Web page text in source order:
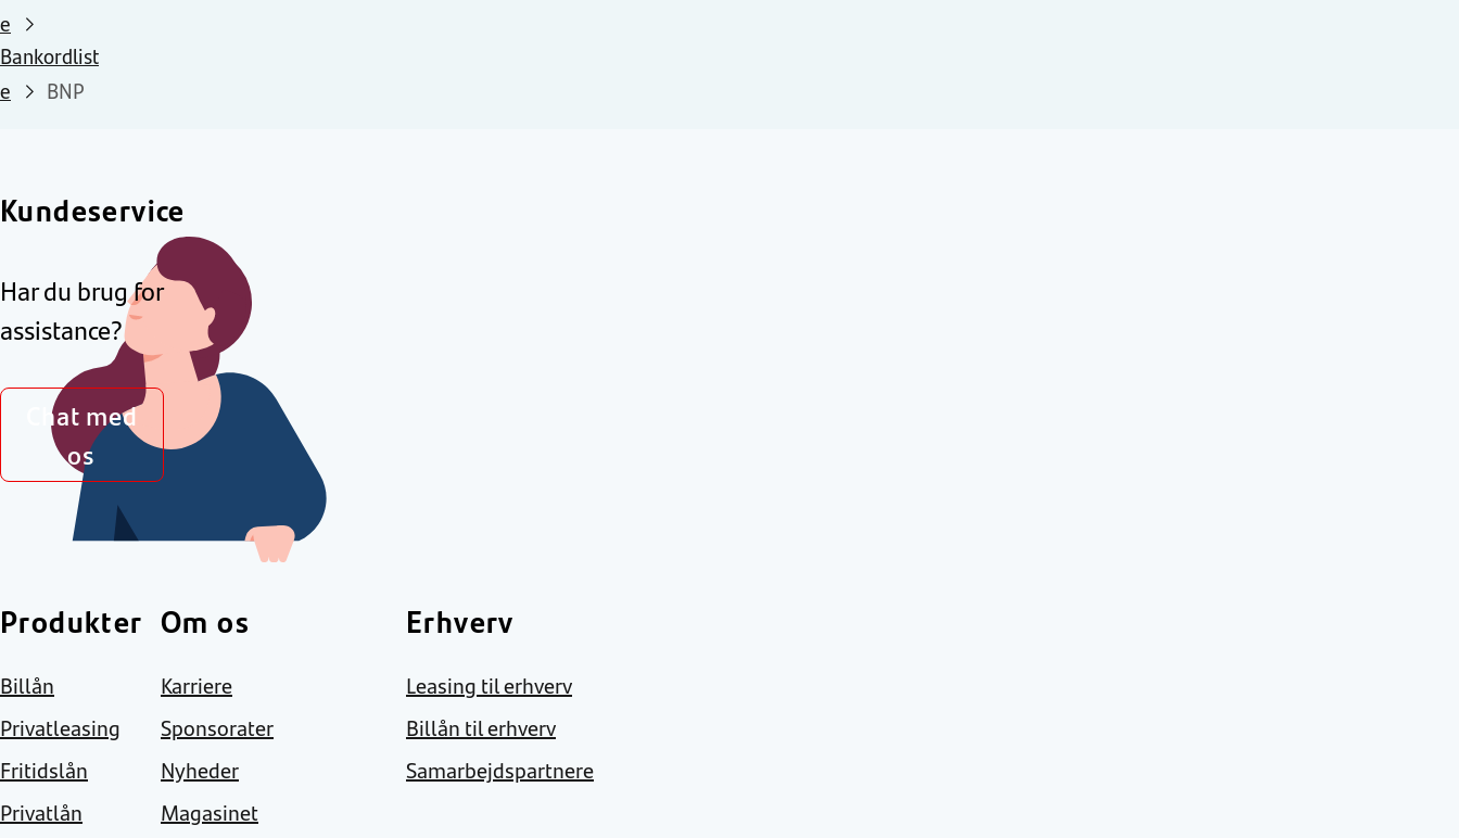
e
Bankordlist
e
BNP
Kundeservice
Har du brug for
assistance?
Chat med
os
Produkter
Billån
Privatleasing
Fritidslån
Privatlån
Om os
Karriere
Sponsorater
Nyheder
Magasinet
Erhverv
Leasing til erhverv
Billån til erhverv
Samarbejdspartnere